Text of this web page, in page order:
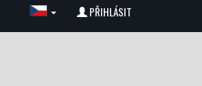
PŘIHLÁSIT